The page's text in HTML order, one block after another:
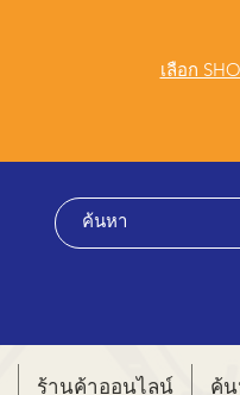
เลือก
ร้านค้าออนไลน์ ค้น